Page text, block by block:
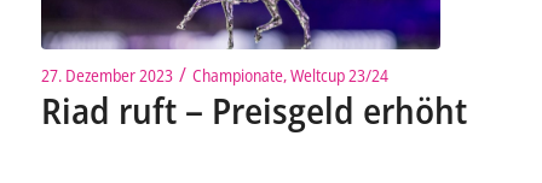
27. Dezember 2023 / Championate,Weltcup 23/24
Riad ruft – Preisgeld erhöht